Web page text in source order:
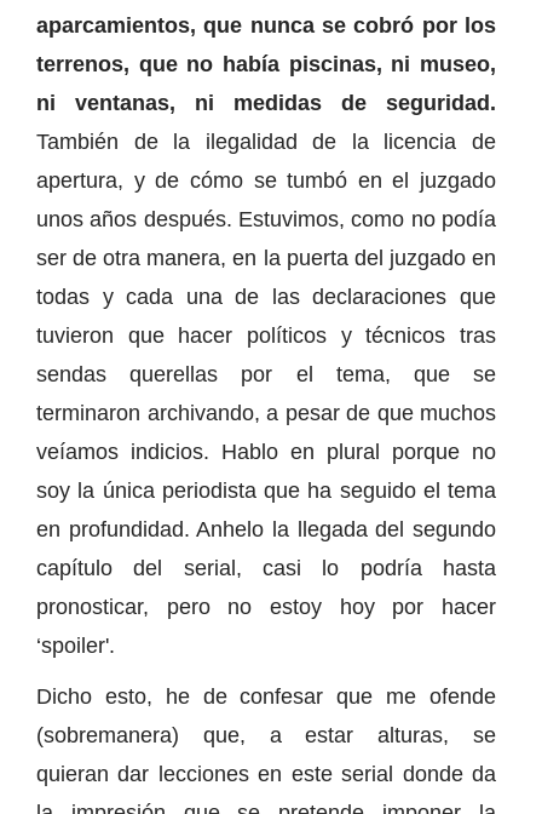
aparcamientos, que nunca se cobró por los
terrenos, que no había piscinas, ni museo,
ni ventanas, ni medidas de seguridad.
También de la ilegalidad de la licencia de
apertura, y de cómo se tumbó en el juzgado
unos años después. Estuvimos, como no podía
ser de otra manera, en la puerta del juzgado en
todas y cada una de las declaraciones que
tuvieron que hacer políticos y técnicos tras
sendas querellas por el tema, que se
terminaron archivando, a pesar de que muchos
veíamos indicios. Hablo en plural porque no
soy la única periodista que ha seguido el tema
en profundidad. Anhelo la llegada del segundo
capítulo del serial, casi lo podría hasta
pronosticar, pero no estoy hoy por hacer
‘spoiler'.
Dicho esto, he de confesar que me ofende
(sobremanera) que, a estar alturas, se
quieran dar lecciones en este serial donde da